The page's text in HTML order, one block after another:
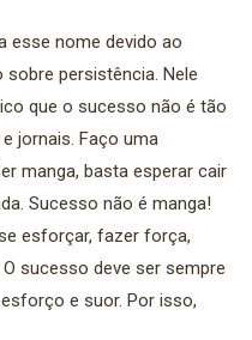
esse nome devido ao
persistência. Nele
que o sucesso não é tão
jornais. Faço uma
manga, basta esperar cair
Sucesso não é manga!
esforçar, fazer força,
sucesso deve ser sempre
e suor. Por isso,